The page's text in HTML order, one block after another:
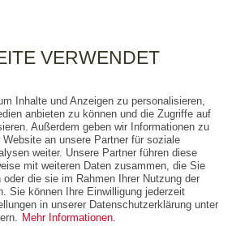
VERWENDET
Inhalte und Anzeigen zu personalisieren,
anbieten zu können und die Zugriffe auf
Außerdem geben wir Informationen zu
Website an unsere Partner für soziale
weiter. Unsere Partner führen diese
mit weiteren Daten zusammen, die Sie
die sie im Rahmen Ihrer Nutzung der
Sie können Ihre Einwilligung jederzeit
in unserer Datenschutzerklärung unter
Mehr Informationen.